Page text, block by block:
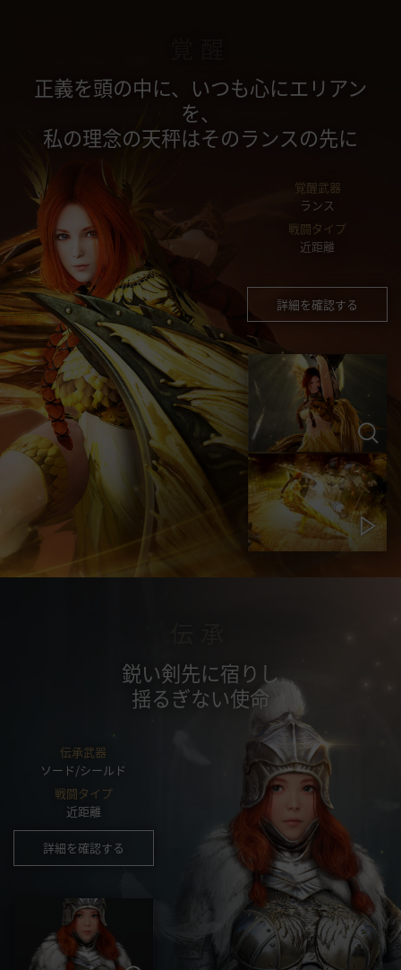
正義を頭の中に、いつも心にエリアン
を、
私の理念の天秤はそのランスの先に
覚醒武器
ランス
戦闘タイプ
近距離
詳細を確認する
鋭い剣先に宿りし
揺るぎない使命
伝承武器
ソード/シールド
戦闘タイプ
近距離
詳細を確認する